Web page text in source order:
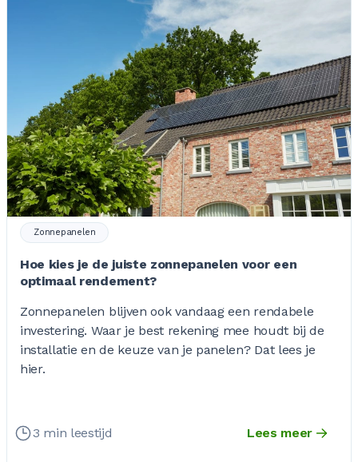
Zonnepanelen
Hoe kies je de juiste zonnepanelen voor een
optimaal rendement?
Zonnepanelen blijven ook vandaag een rendabele
investering. Waar je best rekening mee houdt bij de
installatie en de keuze van je panelen? Dat lees je
hier.
3 min leestijd Lees meer